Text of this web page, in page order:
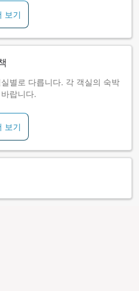
보기
별로 다릅니다. 각 객실의 숙박
랍니다.
보기